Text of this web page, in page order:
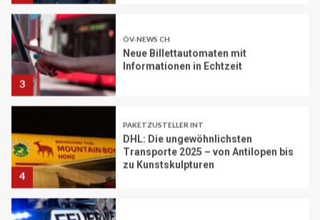
4
PAKETZUSTELLER INT
DHL: Die ungewöhnlichsten
Transporte 2025 – von Antilopen bis
5
STRASSEN-NEWS DE
A2: Sperrung nach Lkw-Unfall legt
wichtigen Korridor lahm